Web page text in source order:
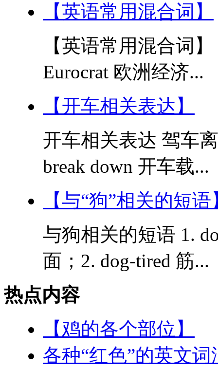
【英语常用混合词】
【英语常用混合词
Eurocrat 欧洲经济...
【开车相关表达】
开车相关表达 驾车
break down 开车载...
【与“狗”相关的短语
与狗相关的短语 1.
面；2. dog-tired 筋...
热点内容
【鸡的各个部位】
各种“红色”的英文词